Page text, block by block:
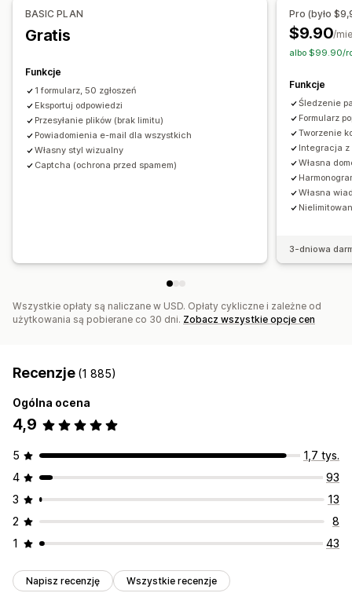
Niestandardowy CSS
Niestandardowy język JavaScript
Wbudowane formularze
Pole wyboru RODO
Zarządzanie danymi
Odpowiedzi e-mail
Limity formularzy Historia
Opinie na temat produktów
Zarządzanie zgłoszeniami
E-mail Eksport danych Analizy Segmenty klientów
BASIC PLAN
Gratis
Funkcje
1 formularz, 50 zgłoszeń
Eksportuj odpowiedzi
Przesyłanie plików (brak limitu)
Powiadomienia e-mail dla wszystkich
Własny styl wizualny
Captcha (ochrona przed spamem)
Pro (było
$9.90/
albo $99.90/
Funkcje
Śledzenie
Formularz
Tworzenie
Integracja z
Własna
Własna
3-dniowa
Wszystkie opłaty są naliczane w USD. Opłaty cykliczne i zależne od
użytkowania są pobierane co 30 dni. Zobacz wszystkie opcje cen
Recenzje (1 885)
Ogólna ocena
4,9
5
1,7 tys.
4
93
3
13
2
8
1
43
Napisz recenzję Wszystkie recenzje